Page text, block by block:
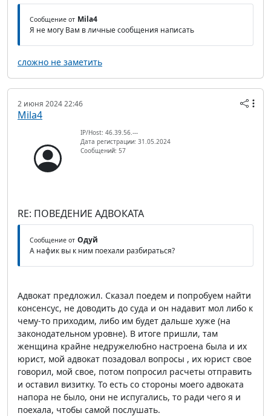
Сообщение от Mila4
Я не могу Вам в личные сообщения написать
сложно не заметить
2 июня 2024 22:46
Mila4
IP/Host: 46.39.56.---
Дата регистрации: 31.05.2024
Сообщений: 57
RE: ПОВЕДЕНИЕ АДВОКАТА
Сообщение от Одуй
А нафик вы к ним поехали разбираться?
Адвокат предложил. Сказал поедем и попробуем найти
консенсус, не доводить до суда и он надавит мол либо к
чему-то приходим, либо им будет дальше хуже (на
законодательном уровне). В итоге пришли, там
женщина крайне недружелюбно настроена была и их
юрист, мой адвокат позадовал вопросы , их юрист свое
говорил, мой свое, потом попросил расчеты отправить
и оставил визитку. То есть со стороны моего адвоката
напора не было, они не испугались, то ради чего я и
поехала, чтобы самой послушать.